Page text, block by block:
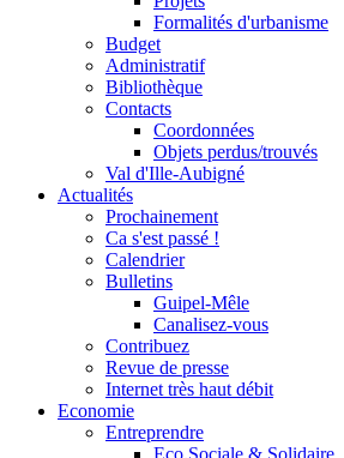
Formalités d'urbanisme
Budget
Administratif
Bibliothèque
Contacts
Coordonnées
Objets perdus/trouvés
Val d'Ille-Aubigné
Actualités
Prochainement
Ca s'est passé !
Calendrier
Bulletins
Guipel-Mêle
Canalisez-vous
Contribuez
Revue de presse
Internet très haut débit
Economie
Entreprendre
Eco.Sociale & Solidaire